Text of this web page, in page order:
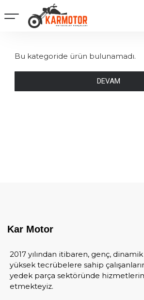
Bu kategoride ürün bulunamadı.
DEVAM
Kar Motor
2017 yılından itibaren, genç,
yüksek tecrübelere sahip
yedek parça sektöründe
etmekteyiz.